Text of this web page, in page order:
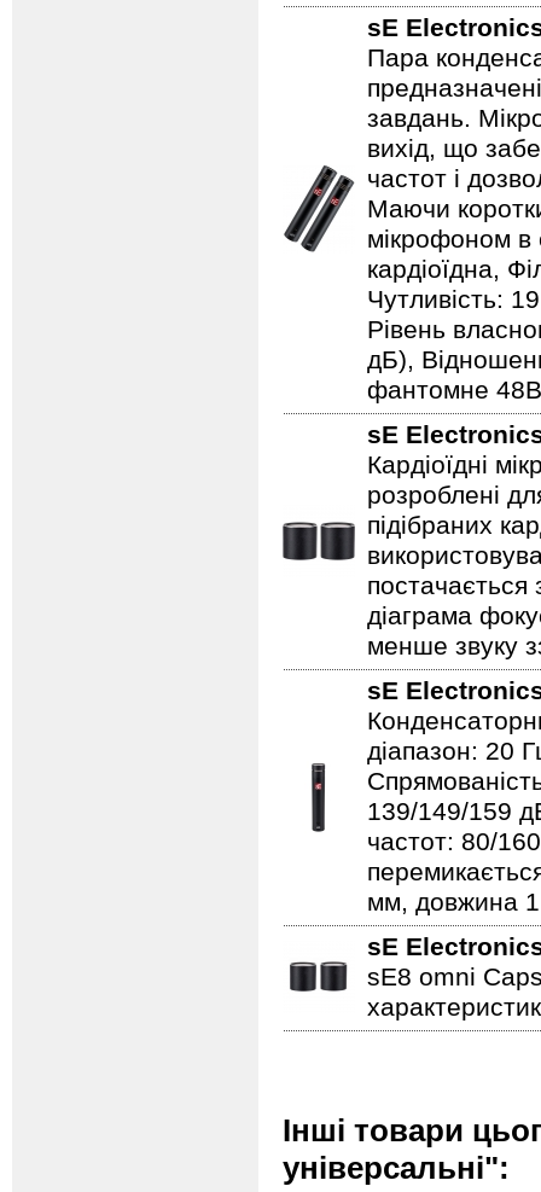
sE
Пара
завдань.
вихід, що
частот і
Маючи
мікрофоном в
кардіоїдна,
Чутливість:
Рівень
дБ),
фантомне
sE
Кардіоїдні
розроблені
підібраних
постачається
діаграма
менше звуку
sE
діапазон: 20
139/149/159
частот: 80/
мм, довжина
sE
sE8 omni
Інші товари
універсальні":